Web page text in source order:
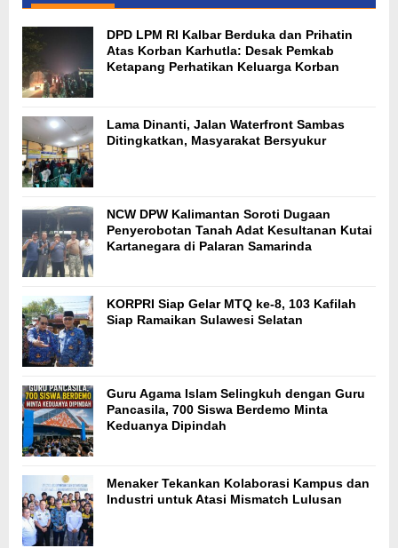
DPD LPM RI Kalbar Berduka dan Prihatin
Atas Korban Karhutla: Desak Pemkab
Ketapang Perhatikan Keluarga Korban
Lama Dinanti, Jalan Waterfront Sambas
Ditingkatkan, Masyarakat Bersyukur
NCW DPW Kalimantan Soroti Dugaan
Penyerobotan Tanah Adat Kesultanan Kutai
Kartanegara di Palaran Samarinda
KORPRI Siap Gelar MTQ ke-8, 103 Kafilah
Siap Ramaikan Sulawesi Selatan
Guru Agama Islam Selingkuh dengan Guru
Pancasila, 700 Siswa Berdemo Minta
Keduanya Dipindah
Menaker Tekankan Kolaborasi Kampus dan
Industri untuk Atasi Mismatch Lulusan